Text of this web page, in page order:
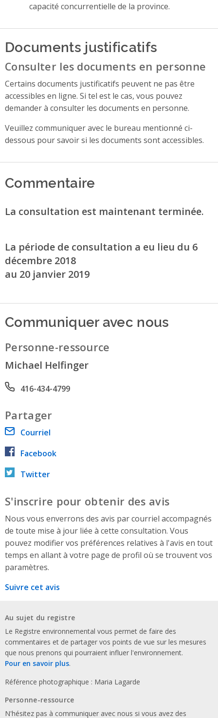
capacité concurrentielle de la province.
Documents justificatifs
Consulter les documents en personne
Certains documents justificatifs peuvent ne pas être
accessibles en ligne. Si tel est le cas, vous pouvez
demander à consulter les documents en personne.
Veuillez communiquer avec le bureau mentionné ci-
dessous pour savoir si les documents sont accessibles.
Commentaire
La consultation est maintenant terminée.
La période de consultation a eu lieu du 6
décembre 2018
au 20 janvier 2019
Communiquer avec nous
Personne-ressource
Michael Helfinger
Phone number
416-434-4799
Partager
Courriel
Facebook
Twitter
S'inscrire pour obtenir des avis
Nous vous enverrons des avis par courriel accompagnés
de toute mise à jour liée à cette consultation. Vous
pouvez modifier vos préférences relatives à l'avis en tout
temps en allant à votre page de profil où se trouvent vos
paramètres.
Suivre cet avis
Au sujet du registre
Le Registre environnemental vous permet de faire des
commentaires et de partager vos points de vue sur les mesures
que nous prenons qui pourraient influer l'environnement.
Pour en savoir plus.
Référence photographique : Maria Lagarde
Personne-ressource
N'hésitez pas à communiquer avec nous si vous avez des